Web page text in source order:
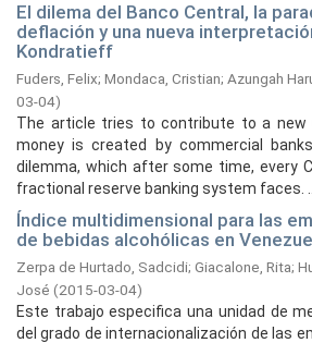
El dilema del Banco Central, la
deflación y una nueva
Kondratieff
Fuders, Felix; Mondaca, Cristian; Azungah
03-04)
The article tries to contribute to a new
money is created by commercial
dilemma, which after some time, every
fractional reserve banking system faces. ...
Índice multidimensional para las
de bebidas alcohólicas en
Zerpa de Hurtado, Sadcidi; Giacalone, Rita;
José (2015-03-04)
Este trabajo especifica una unidad de
del grado de internacionalización de las